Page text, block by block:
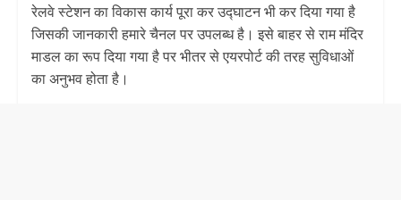
रेलवे स्टेशन का विकास कार्य पूरा कर उद्घाटन भी कर दिया गया है
जिसकी जानकारी हमारे चैनल पर उपलब्ध है। इसे बाहर से राम मंदिर
माडल का रूप दिया गया है पर भीतर से एयरपोर्ट की तरह सुविधाओं
का अनुभव होता है।